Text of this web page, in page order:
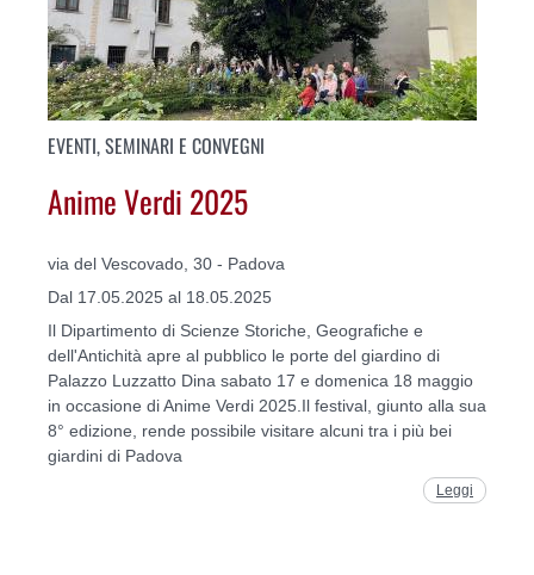
EVENTI, SEMINARI E CONVEGNI
Anime Verdi 2025
via del Vescovado, 30 - Padova
Dal 17.05.2025 al 18.05.2025
Il Dipartimento di Scienze Storiche, Geografiche e
dell'Antichità apre al pubblico le porte del giardino di
Palazzo Luzzatto Dina sabato 17 e domenica 18 maggio
in occasione di Anime Verdi 2025.Il festival, giunto alla sua
8° edizione, rende possibile visitare alcuni tra i più bei
giardini di Padova
Leggi